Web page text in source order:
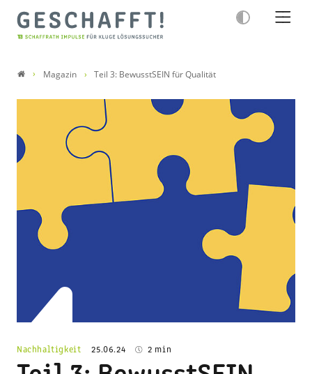
Magazin Teil 3: BewusstSEIN für Qualität
Nachhaltigkeit 25.06.24 2 min